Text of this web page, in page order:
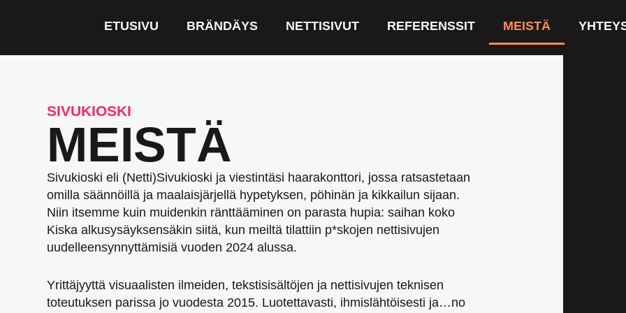
ETUSIVU BRÄNDÄYS NETTISIVUT REFERENSSIT MEISTÄ
SIVUKIOSKI
MEISTÄ
Sivukioski eli (Netti)Sivukioski ja viestintäsi haarakonttori, jossa ratsastetaan
omilla säännöillä ja maalaisjärjellä hypetyksen, pöhinän ja kikkailun sijaan.
Niin itsemme kuin muidenkin ränttääminen on parasta hupia: saihan koko
Kiska alkusysäyksensäkin siitä, kun meiltä tilattiin p*skojen nettisivujen
uudelleensynnyttämisiä vuoden 2024 alussa.
Yrittäjyyttä visuaalisten ilmeiden, tekstisisältöjen ja nettisivujen teknisen
toteutuksen parissa jo vuodesta 2015. Luotettavasti, ihmislähtöisesti ja…no